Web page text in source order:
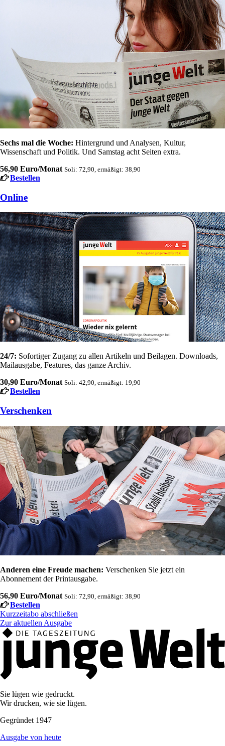
Sechs mal die Woche: Hintergrund und Analysen, Kultur,
Wissenschaft und Politik. Und Samstag acht Seiten extra.
56,90 Euro/Monat Soli: 72,90, ermäßigt: 38,90
Bestellen
Online
24/7: Sofortiger Zugang zu allen Artikeln und Beilagen. Downloads,
Mailausgabe, Features, das ganze Archiv.
30,90 Euro/Monat Soli: 42,90, ermäßigt: 19,90
Bestellen
Verschenken
Anderen eine Freude machen: Verschenken Sie jetzt ein
Abonnement der Printausgabe.
56,90 Euro/Monat Soli: 72,90, ermäßigt: 38,90
Bestellen
Kurzzeitabo abschließen
Zur aktuellen Ausgabe
Sie lügen wie gedruckt.
Wir drucken, wie sie lügen.
Gegründet 1947
Ausgabe von heute